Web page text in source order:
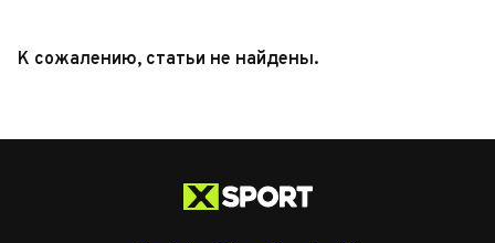
К сожалению, статьи не найдены.